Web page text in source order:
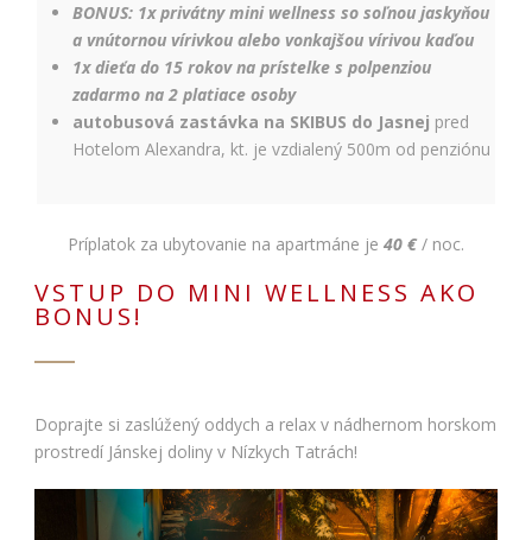
BONUS: 1x privátny mini wellness so soľnou jaskyňou
a vnútornou vírivkou alebo vonkajšou vírivou kaďou
1x dieťa do 15 rokov na prístelke s polpenziou
zadarmo na 2 platiace osoby
autobusová zastávka na SKIBUS do Jasnej pred
Hotelom Alexandra, kt. je vzdialený 500m od penziónu
Príplatok za ubytovanie na apartmáne je 40 € / noc.
VSTUP DO MINI WELLNESS AKO
BONUS!
Doprajte si zaslúžený oddych a relax v nádhernom horskom
prostredí Jánskej doliny v Nízkych Tatrách!